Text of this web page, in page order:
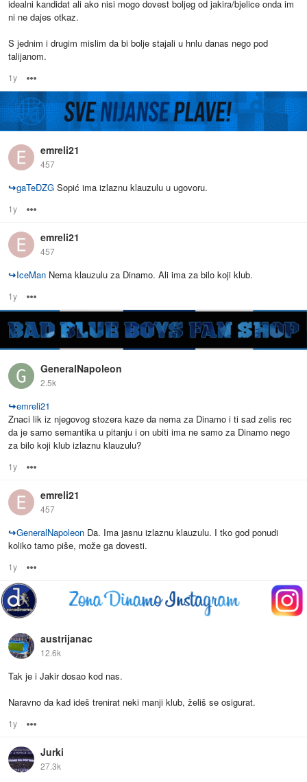
idealni kandidat ali ako nisi mogo dovest boljeg od jakira/bjelice onda im
ni ne dajes otkaz.
S jednim i drugim mislim da bi bolje stajali u hnlu danas nego pod
talijanom.
1y
emreli21
457
↪gaTeDZG Sopić ima izlaznu klauzulu u ugovoru.
1y
emreli21
457
↪IceMan Nema klauzulu za Dinamo. Ali ima za bilo koji klub.
1y
GeneralNapoleon
2.5k
↪emreli21
Znaci lik iz njegovog stozera kaze da nema za Dinamo i ti sad zelis rec
da je samo semantika u pitanju i on ubiti ima ne samo za Dinamo nego
za bilo koji klub izlaznu klauzulu?
1y
emreli21
457
↪GeneralNapoleon Da. Ima jasnu izlaznu klauzulu. I tko god ponudi
koliko tamo piše, može ga dovesti.
1y
austrijanac
12.6k
Tak je i Jakir dosao kod nas.
Naravno da kad ideš trenirat neki manji klub, želiš se osigurat.
1y
Jurki
27.3k